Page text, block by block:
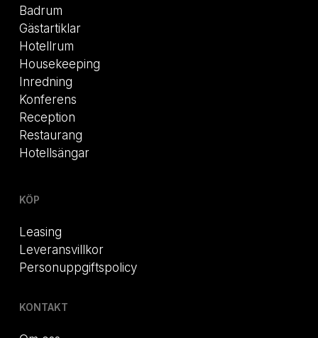
Badrum
Gästartiklar
Hotellrum
Housekeeping
Inredning
Konferens
Reception
Restaurang
Hotellsängar
KÖP
Leasing
Leveransvillkor
Personuppgiftspolicy
KONTAKT